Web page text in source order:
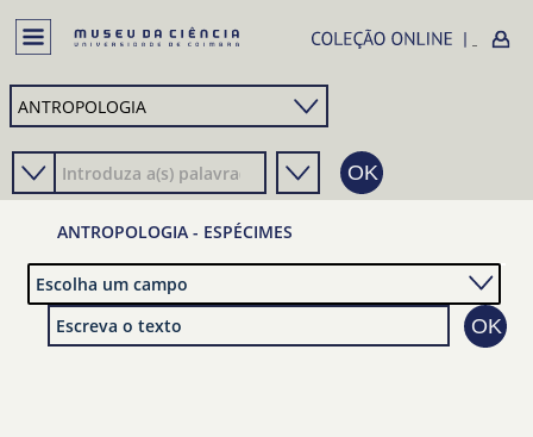
ANTROPOLOGIA - ESPÉCIMES